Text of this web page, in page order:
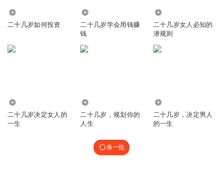
二十几岁如何投资
二十几岁学会用钱赚
钱
二十几岁女人必知的
潜规则
二十几岁决定女人的
一生
二十几岁，规划你的
人生
二十几岁，决定男人
的一生
换一批